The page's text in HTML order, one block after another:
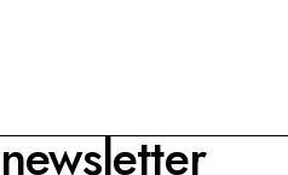
newsletter